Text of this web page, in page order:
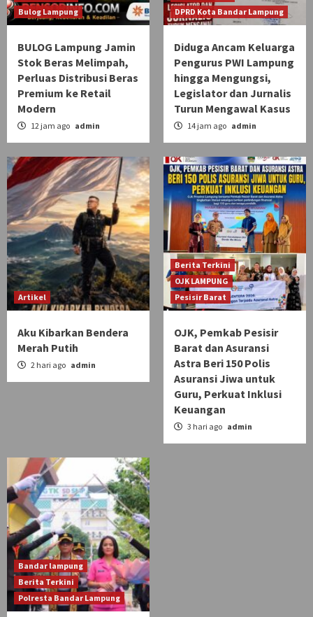
Bulog Lampung
BULOG Lampung Jamin
Stok Beras Melimpah,
Perluas Distribusi Beras
Premium ke Retail
Modern
12 jam ago admin
DPRD Kota Bandar Lampung
Diduga Ancam Keluarga
Pengurus PWI Lampung
hingga Mengungsi,
Legislator dan Jurnalis
Turun Mengawal Kasus
14 jam ago admin
Artikel
Aku Kibarkan Bendera
Merah Putih
2 hari ago admin
Berita Terkini
OJK LAMPUNG
Pesisir Barat
OJK, Pemkab Pesisir
Barat dan Asuransi
Astra Beri 150 Polis
Asuransi Jiwa untuk
Guru, Perkuat Inklusi
Keuangan
3 hari ago admin
Bandar lampung
Berita Terkini
Polresta Bandar Lampung